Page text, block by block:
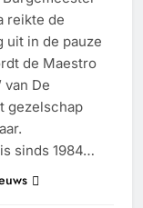
reikte de
uit in de pauze
de Maestro
van De
gezelschap
sinds 1984…